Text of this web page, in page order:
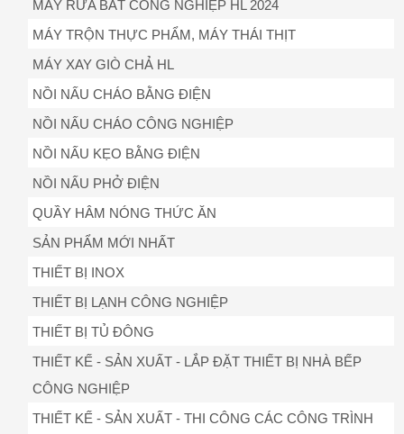
MÁY RỬA BÁT CÔNG NGHIỆP HL 2024
MÁY TRỘN THỰC PHẨM, MÁY THÁI THỊT
MÁY XAY GIÒ CHẢ HL
NỒI NẤU CHÁO BẰNG ĐIỆN
NỒI NẤU CHÁO CÔNG NGHIỆP
NỒI NẤU KẸO BẰNG ĐIỆN
NỒI NẤU PHỞ ĐIỆN
QUẦY HÂM NÓNG THỨC ĂN
SẢN PHẨM MỚI NHẤT
THIẾT BỊ INOX
THIẾT BỊ LẠNH CÔNG NGHIỆP
THIẾT BỊ TỦ ĐÔNG
THIẾT KẾ - SẢN XUẤT - LẮP ĐẶT THIẾT BỊ NHÀ BẾP
CÔNG NGHIỆP
THIẾT KẾ - SẢN XUẤT - THI CÔNG CÁC CÔNG TRÌNH